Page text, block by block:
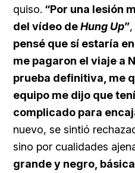
quiso. “Por una lesión
del vídeo deHung Up”
pensé que sí estaría
me pagaron el viaje a
prueba definitiva, me
equipo me dijo que
complicado para
nuevo, se sintió
sino por cualidades
grande y negro,